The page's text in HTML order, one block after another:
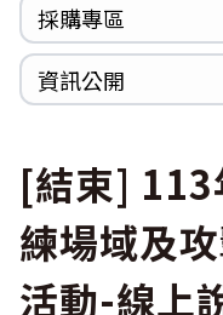
採購專區
公開招標
採購公告
資訊公開
[結束] 113
練場域及
活動-線上